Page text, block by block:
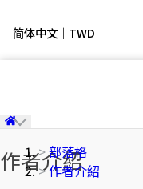
简体中文｜TWD
部落格
作者介紹
作者介紹